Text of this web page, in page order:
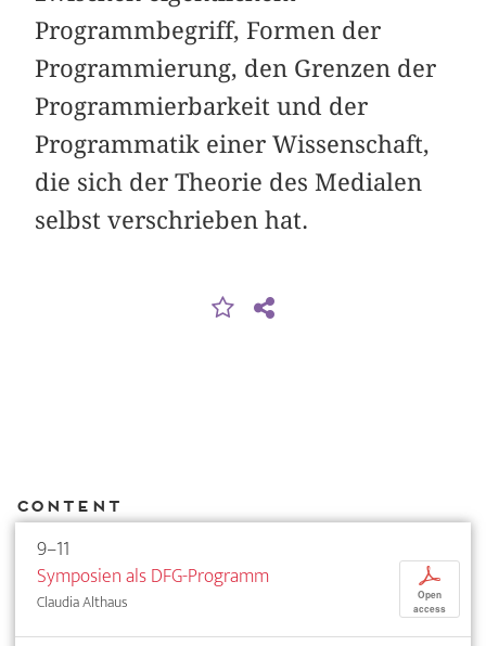
Programmbegriff, Formen der
Programmierung, den Grenzen der
Programmierbarkeit und der
Programmatik einer Wissenschaft,
die sich der Theorie des Medialen
selbst verschrieben hat.
Content
9–11
Symposien als DFG-Programm
Claudia Althaus
p
Open
access